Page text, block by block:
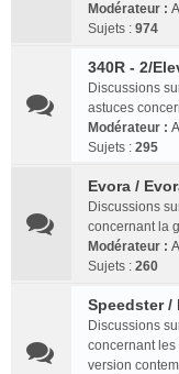
Modérateur :
Sujets : 974
340R - 2/
Discussions
astuces
Modérateur :
Sujets : 295
Evora /
Discussions
concernant la
Modérateur :
Sujets : 260
Speedster /
Discussions
concernant
version